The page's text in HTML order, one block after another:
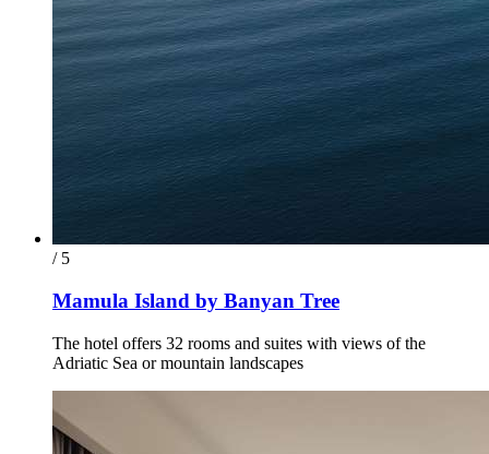
/ 5
Mamula Island by Banyan Tree
The hotel offers 32 rooms and suites with views of the
Adriatic Sea or mountain landscapes